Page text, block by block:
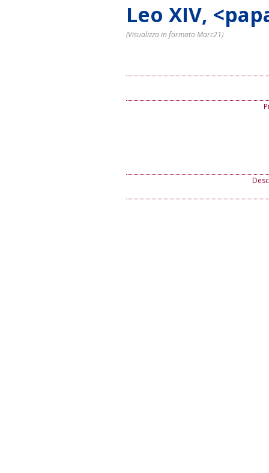
Leo XIV,
(Visualizza in formato Marc21)